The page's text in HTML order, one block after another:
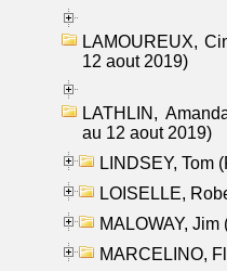
LAMOUREUX,
12 aout 2019)
LATHLIN,
au 12 aout 2019)
LINDSEY, Tom
LOISELLE,
MALOWAY,
MARCELINO,